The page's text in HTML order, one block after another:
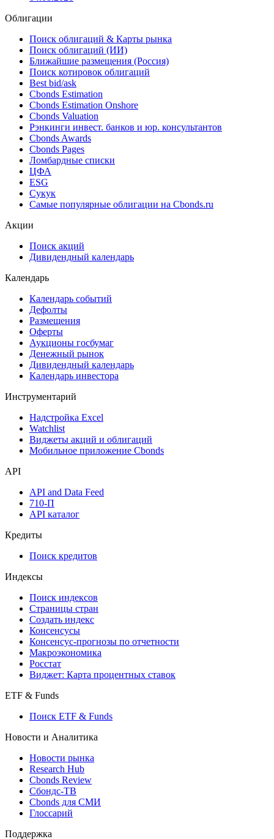
БО-П14 объемом до 2.5 млрд рублей открыта сегодня до
04.08.2026
Облигации
Поиск облигаций & Карты рынка
Поиск облигаций (ИИ)
Ближайшие размещения (Россия)
Поиск котировок облигаций
Best bid/ask
Cbonds Estimation
Cbonds Estimation Onshore
Cbonds Valuation
Рэнкинги инвест. банков и юр. консультантов
Cbonds Awards
Cbonds Pages
Ломбардные списки
ESG
Самые популярные облигации на Cbonds.ru
Дивидендный календарь
Календарь
Календарь событий
Дефолты
Размещения
Оферты
Аукционы госбумаг
Денежный рынок
Календарь инвестора
Инструментарий
Надстройка Excel
Мобильное приложение Cbonds
API
API and Data Feed
API каталог
Кредиты
Поиск кредитов
Индексы
Поиск индексов
Страницы стран
Создать индекс
Консенсусы
Консенсус-прогнозы по отчетности
Макроэкономика
Виджет: Карта процентных ставок
ETF & Funds
Поиск ETF & Funds
Новости и Аналитика
Новости рынка
Research Hub
Cbonds Review
Сбондс-ТВ